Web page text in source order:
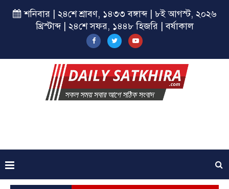
শনিবার | ২৪শে শ্রাবণ, ১৪৩৩ বঙ্গাব্দ | ৮ই আগস্ট, ২০২৬
খ্রিস্টাব্দ | ২৪শে সফর, ১৪৪৮ হিজরি | বর্ষাকাল